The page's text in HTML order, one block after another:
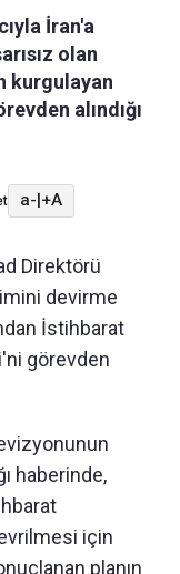
İran'a
olan
kurgulayan
alındığı
a-|+A
Direktörü
devirme
İstihbarat
görevden
haberinde,
için
planın